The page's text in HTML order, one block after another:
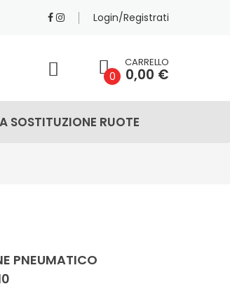
Login/Registrati
0
CARRELLO
0,00 €
SOSTITUZIONE RUOTE
PNEUMATICO